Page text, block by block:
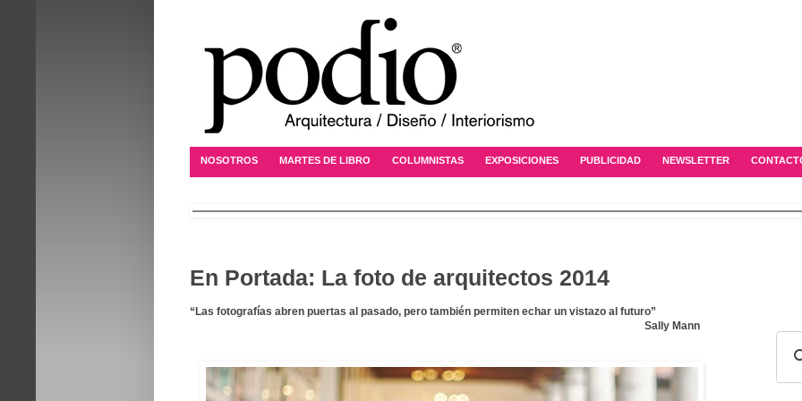
NOSOTROS MARTES DE LIBRO COLUMNISTAS EXPOSICIONES PUBLICIDAD NEWSLETTER
En Portada: La foto de arquitectos 2014
“Las fotografías abren puertas al pasado, pero también permiten echar un vistazo al futuro”
Sally Mann